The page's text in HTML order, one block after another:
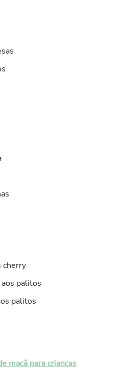
cherry
palitos
palitos
maçã para crianças